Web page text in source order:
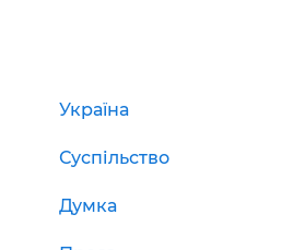
Україна
Суспільство
Думка